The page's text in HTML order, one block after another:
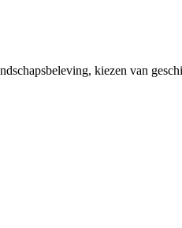
kiezen van